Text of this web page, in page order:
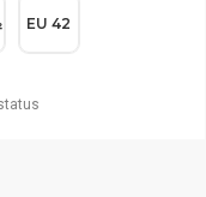
EU 42